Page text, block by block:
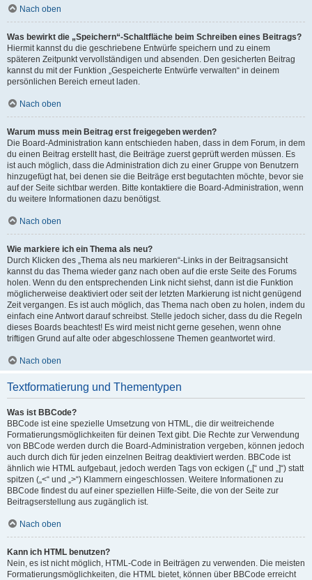
Nach oben
Was bewirkt die „Speichern“-Schaltfläche beim Schreiben eines Beitrags?
Hiermit kannst du die geschriebene Entwürfe speichern und zu einem
späteren Zeitpunkt vervollständigen und absenden. Den gesicherten Beitrag
kannst du mit der Funktion „Gespeicherte Entwürfe verwalten“ in deinem
persönlichen Bereich erneut laden.
Nach oben
Warum muss mein Beitrag erst freigegeben werden?
Die Board-Administration kann entschieden haben, dass in dem Forum, in dem
du einen Beitrag erstellt hast, die Beiträge zuerst geprüft werden müssen. Es
ist auch möglich, dass die Administration dich zu einer Gruppe von Benutzern
hinzugefügt hat, bei denen sie die Beiträge erst begutachten möchte, bevor sie
auf der Seite sichtbar werden. Bitte kontaktiere die Board-Administration, wenn
du weitere Informationen dazu benötigst.
Nach oben
Wie markiere ich ein Thema als neu?
Durch Klicken des „Thema als neu markieren“-Links in der Beitragsansicht
kannst du das Thema wieder ganz nach oben auf die erste Seite des Forums
holen. Wenn du den entsprechenden Link nicht siehst, dann ist die Funktion
möglicherweise deaktiviert oder seit der letzten Markierung ist nicht genügend
Zeit vergangen. Es ist auch möglich, das Thema nach oben zu holen, indem du
einfach eine Antwort darauf schreibst. Stelle jedoch sicher, dass du die Regeln
dieses Boards beachtest! Es wird meist nicht gerne gesehen, wenn ohne
triftigen Grund auf alte oder abgeschlossene Themen geantwortet wird.
Nach oben
Textformatierung und Thementypen
Was ist BBCode?
BBCode ist eine spezielle Umsetzung von HTML, die dir weitreichende
Formatierungsmöglichkeiten für deinen Text gibt. Die Rechte zur Verwendung
von BBCode werden durch die Board-Administration vergeben, können jedoch
auch durch dich für jeden einzelnen Beitrag deaktiviert werden. BBCode ist
ähnlich wie HTML aufgebaut, jedoch werden Tags von eckigen („[“ und „]“) statt
spitzen („<“ und „>“) Klammern eingeschlossen. Weitere Informationen zu
BBCode findest du auf einer speziellen Hilfe-Seite, die von der Seite zur
Beitragserstellung aus zugänglich ist.
Nach oben
Kann ich HTML benutzen?
Nein, es ist nicht möglich, HTML-Code in Beiträgen zu verwenden. Die meisten
Formatierungsmöglichkeiten, die HTML bietet, können über BBCode erreicht